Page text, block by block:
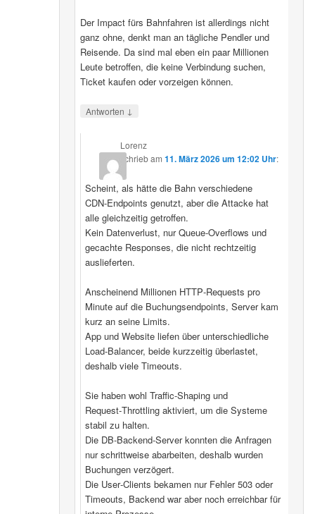
Der Impact fürs Bahnfahren ist allerdings nicht
ganz ohne, denkt man an tägliche Pendler und
Reisende. Da sind mal eben ein paar Millionen
Leute betroffen, die keine Verbindung suchen,
Ticket kaufen oder vorzeigen können.
Antworten ↓
Lorenz
schriebam11. März 2026 um 12:02 Uhr:
Scheint, als hätte die Bahn verschiedene
CDN‑Endpoints genutzt, aber die Attacke hat
alle gleichzeitig getroffen.
Kein Datenverlust, nur Queue‑Overflows und
gecachte Responses, die nicht rechtzeitig
auslieferten.
Anscheinend Millionen HTTP‑Requests pro
Minute auf die Buchungsendpoints, Server kam
kurz an seine Limits.
App und Website liefen über unterschiedliche
Load‑Balancer, beide kurzzeitig überlastet,
deshalb viele Timeouts.
Sie haben wohl Traffic‑Shaping und
Request‑Throttling aktiviert, um die Systeme
stabil zu halten.
Die DB‑Backend-Server konnten die Anfragen
nur schrittweise abarbeiten, deshalb wurden
Buchungen verzögert.
Die User‑Clients bekamen nur Fehler 503 oder
Timeouts, Backend war aber noch erreichbar für